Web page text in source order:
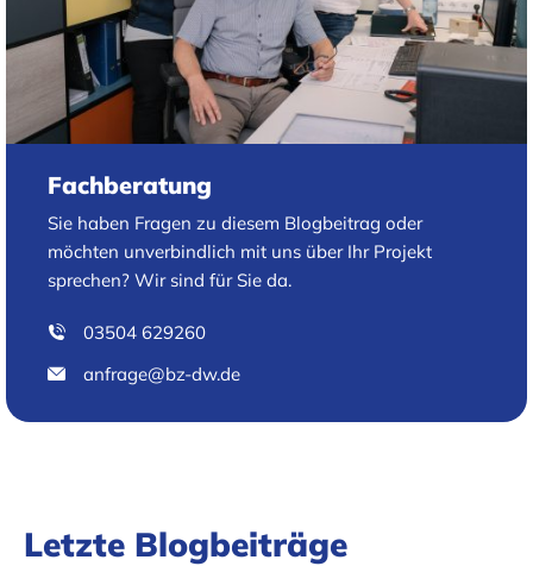
Fachberatung
Sie haben Fragen zu diesem Blogbeitrag oder
möchten unverbindlich mit uns über Ihr Projekt
sprechen? Wir sind für Sie da.
03504 629260
anfrage@bz-dw.de
Letzte Blogbeiträge